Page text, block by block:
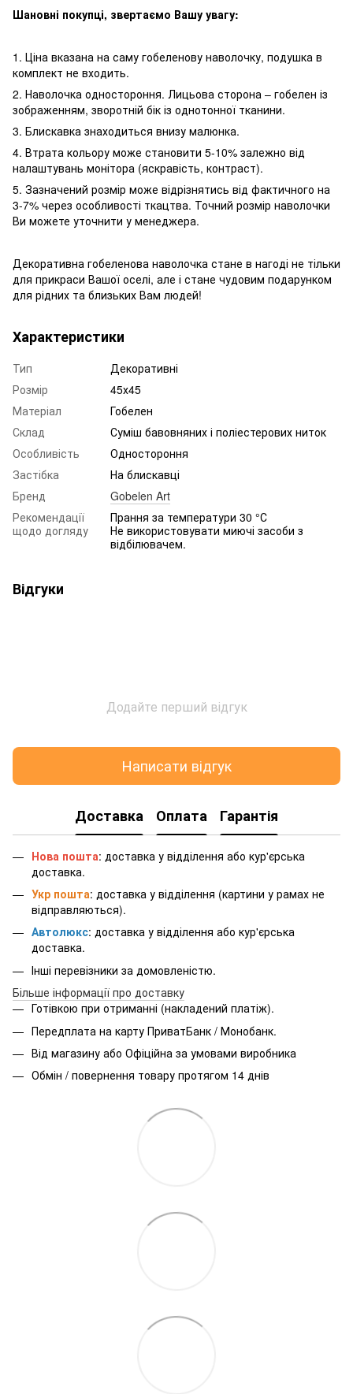
Шановні покупці, звертаємо Вашу увагу:
1. Ціна вказана на саму гобеленову наволочку, подушка в
комплект не входить.
2. Наволочка одностороння. Лицьова сторона – гобелен із
зображенням, зворотній бік із однотонної тканини.
3. Блискавка знаходиться внизу малюнка.
4. Втрата кольору може становити 5-10% залежно від
налаштувань монітора (яскравість, контраст).
5. Зазначений розмір може відрізнятись від фактичного на
3-7% через особливості ткацтва. Точний розмір наволочки
Ви можете уточнити у менеджера.
Декоративна гобеленова наволочка стане в нагоді не тільки
для прикраси Вашої оселі, але і стане чудовим подарунком
для рідних та близьких Вам людей!
Характеристики
Тип
Декоративні
Розмір
45х45
Матеріал
Гобелен
Склад
Суміш бавовняних і поліестерових ниток
Особливість
Одностороння
Застібка
На блискавці
Бренд
Gobelen Art
Рекомендації
щодо догляду
Прання за температури 30 °С
Не використовувати миючі засоби з
відбілювачем.
Відгуки
Додайте перший відгук
Написати відгук
Доставка Оплата Гарантія
Нова пошта: доставка у відділення або кур'єрська
доставка.
Укр пошта: доставка у відділення (картини у рамах не
відправляються).
Автолюкс: доставка у відділення або кур'єрська
доставка.
Інші перевізники за домовленістю.
Більше інформації про доставку
Готівкою при отриманні (накладений платіж).
Передплата на карту ПриватБанк / Монобанк.
Від магазину або Офіційна за умовами виробника
Обмін / повернення товару протягом 14 днів